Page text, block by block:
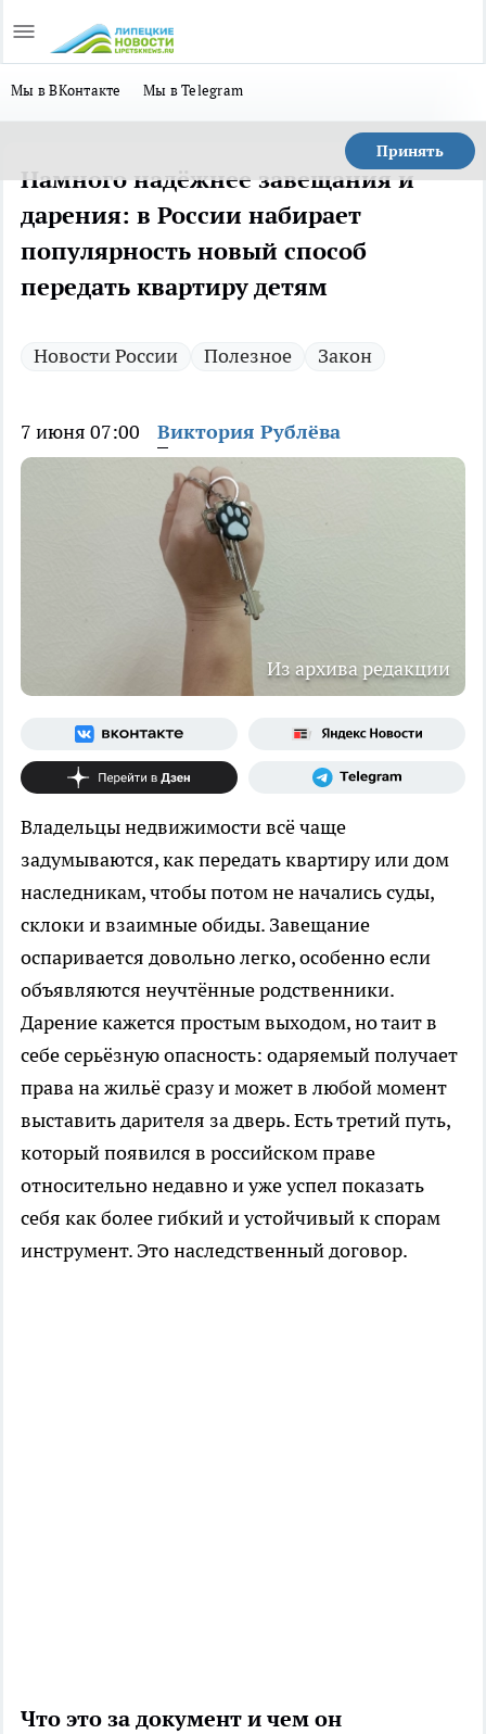
Мы в ВКонтакте Мы в Telegram
Принять
Намного надёжнее завещания и
дарения: в России набирает
популярность новый способ
передать квартиру детям
Новости России Полезное Закон
7 июня 07:00 Виктория Рублёва
Из архива редакции
Владельцы недвижимости всё чаще
задумываются, как передать квартиру или дом
наследникам, чтобы потом не начались суды,
склоки и взаимные обиды. Завещание
оспаривается довольно легко, особенно если
объявляются неучтённые родственники.
Дарение кажется простым выходом, но таит в
себе серьёзную опасность: одаряемый получает
права на жильё сразу и может в любой момент
выставить дарителя за дверь. Есть третий путь,
который появился в российском праве
относительно недавно и уже успел показать
себя как более гибкий и устойчивый к спорам
инструмент. Это наследственный договор.
Что это за документ и чем он